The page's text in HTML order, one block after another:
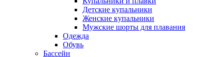
Детские купальники
Женские купальники
Мужские шорты для плавания
Одежда
Обувь
Бассейн